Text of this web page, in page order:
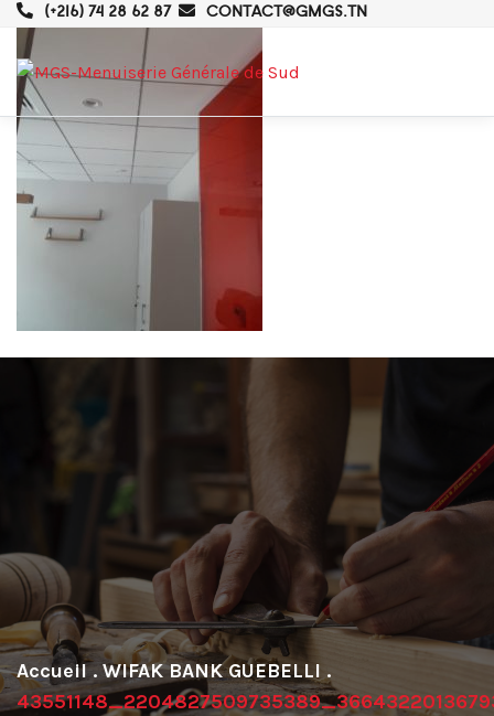
(+216) 74 28 62 87 CONTACT@GMGS.TN
. WIFAK BANK GUEBELLI .